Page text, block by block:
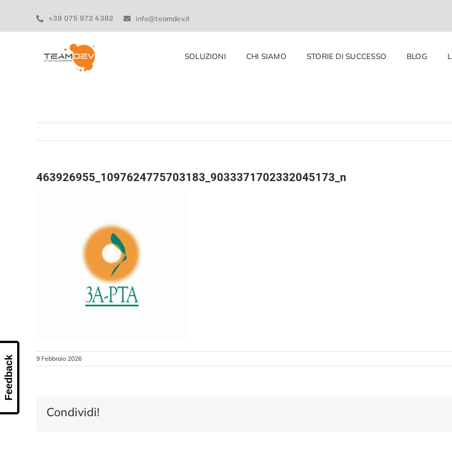
content
+39 075 972 4382 info@teamdev.it
SOLUZIONI CHI SIAMO STORIE DI SUCCESSO BLOG
463926955_1097624775703183_9033371702332045173_n
9 Febbraio 2026
Condividi!
Feedback